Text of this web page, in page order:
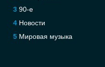
90-е
Новости
Мировая музыка